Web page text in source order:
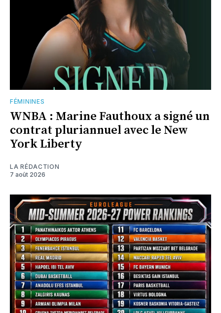
FÉMININES
WNBA : Marine Fauthoux a signé un
contrat pluriannuel avec le New
York Liberty
LA RÉDACTION
7 août 2026